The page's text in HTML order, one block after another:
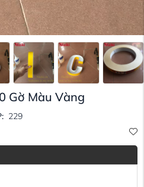
Gờ Màu Vàng
229